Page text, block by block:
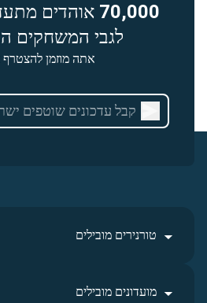
70,000 אוהדים
לגבי המשחקים
אתה מוזמן
טורנירים מובילים
מועדונים מובילים